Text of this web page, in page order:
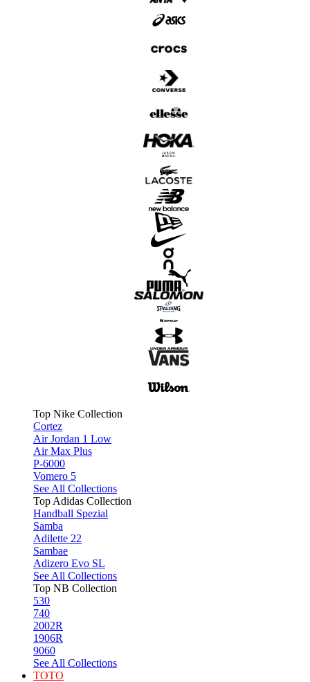
Top Nike Collection
Cortez
Air Jordan 1 Low
Air Max Plus
P-6000
Vomero 5
See All Collections
Top Adidas Collection
Handball Spezial
Samba
Adilette 22
Sambae
Adizero Evo SL
See All Collections
Top NB Collection
530
740
2002R
1906R
9060
See All Collections
TOTO